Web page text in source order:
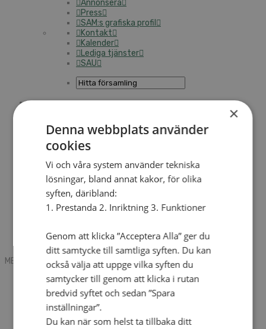
Annonsera
Press
SAM:s grafiska profil
Kontakt
Kalender
Lediga tjänster
SAU
Mobile box
Kontakt
Tidning
Annonsera
Hitta församling
Press
SAU
Lediga tjänster
Sommargårdar
MENU
MENU
Search mobile
English
Hej! Vad söker du?
Kontakt
Kalender
×
Denna webbplats använder
cookies
Vi och våra system använder tekniska
lösningar, bland annat kakor, för olika
syften, däribland:
1. Prestanda 2. Inriktning 3. Funktioner
Genom att klicka ”Acceptera Alla” ger du
ditt samtycke till samtliga syften. Du kan
också välja att uppge vilka syften du
samtycker till genom att klicka i rutan
bredvid syftet och sedan ”Spara
inställningar”.
Du kan när som helst ta tillbaka ditt